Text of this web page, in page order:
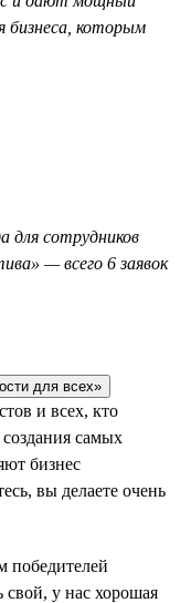
бизнеса, которым
для сотрудников
— всего 6 заявок
для всех»
и всех, кто
самых
бизнес
вы делаете очень
победителей
свой, у нас хорошая